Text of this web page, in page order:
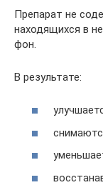
Препарат не
находящихся в
фон.
В результате: